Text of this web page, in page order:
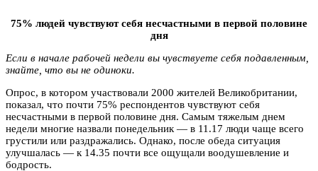
75% людей чувствуют себя несчастными в первой половине
дня
Если в начале рабочей недели вы чувствуете себя подавленным,
знайте, что вы не одиноки.
Опрос, в котором участвовали 2000 жителей Великобритании,
показал, что почти 75% респондентов чувствуют себя
несчастными в первой половине дня. Самым тяжелым днем
недели многие назвали понедельник — в 11.17 люди чаще всего
грустили или раздражались. Однако, после обеда ситуация
улучшалась — к 14.35 почти все ощущали воодушевление и
бодрость.